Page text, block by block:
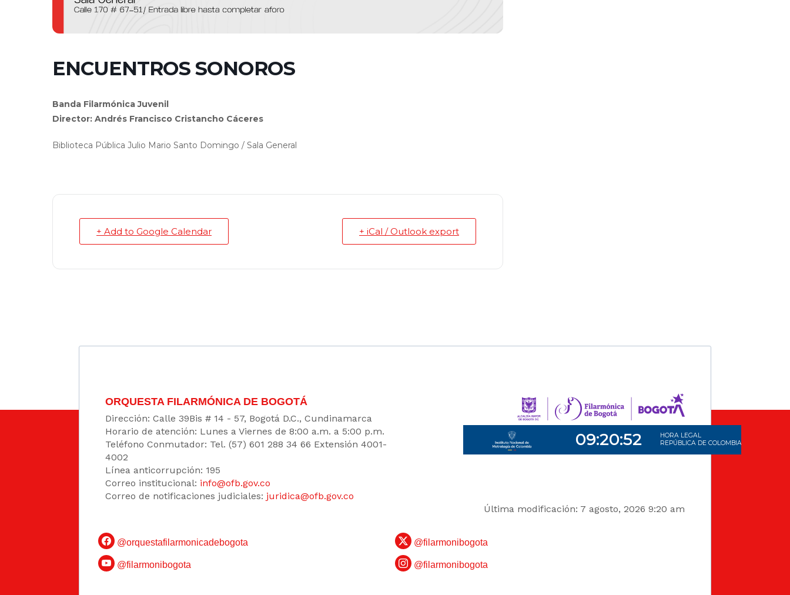
ENCUENTROS SONOROS
Banda Filarmónica Juvenil
Director: Andrés Francisco Cristancho Cáceres
Biblioteca Pública Julio Mario Santo Domingo / Sala General
+ Add to Google Calendar + iCal / Outlook export
ORQUESTA FILARMÓNICA DE BOGOTÁ
Dirección: Calle 39Bis # 14 - 57, Bogotá D.C., Cundinamarca
Horario de atención: Lunes a Viernes de 8:00 a.m. a 5:00 p.m.
Teléfono Conmutador: Tel. (57) 601 288 34 66 Extensión 4001-
4002
Línea anticorrupción: 195
Correo institucional: info@ofb.gov.co
Correo de notificaciones judiciales: juridica@ofb.gov.co
Última modificación: 7 agosto, 2026 9:20 am
@orquestafilarmonicadebogota
@filarmonibogota
@filarmonibogota
@filarmonibogota